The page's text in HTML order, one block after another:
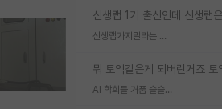
신생랩가지말라는 이유가 있었구나
AI 학회들 거품 슬슬 지적이 나오네요